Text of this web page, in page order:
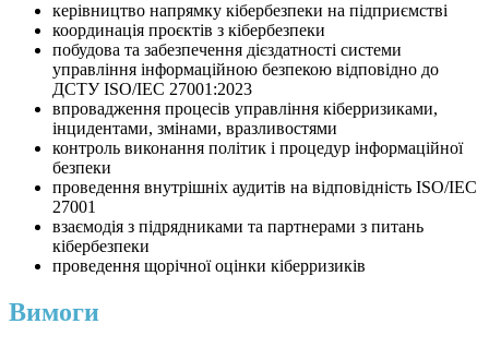
керівництво напрямку кібербезпеки на підприємстві
координація проєктів з кібербезпеки
побудова та забезпечення дієздатності системи
управління інформаційною безпекою відповідно до
ДСТУ ISO/IEC 27001:2023
впровадження процесів управління кіберризиками,
інцидентами, змінами, вразливостями
контроль виконання політик і процедур інформаційної
безпеки
проведення внутрішніх аудитів на відповідність ISO/IEC
27001
взаємодія з підрядниками та партнерами з питань
кібербезпеки
проведення щорічної оцінки кіберризиків
Вимоги